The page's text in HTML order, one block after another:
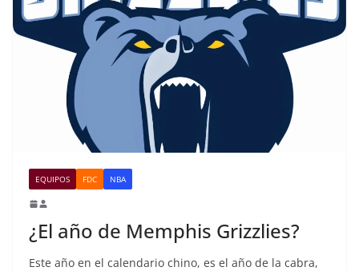
EQUIPOS FDC NBA
¿El año de Memphis Grizzlies?
Este año en el calendario chino, es el año de la cabra,